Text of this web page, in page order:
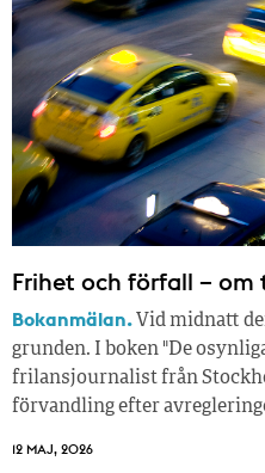
Frihet och förfall – om
Bokanmälan. Vid midnatt
grunden. I boken "De
frilansjournalist från
förvandling efter
12 MAJ, 2026